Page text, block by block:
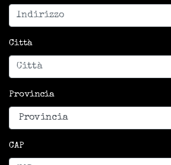
Città
Provincia
CAP